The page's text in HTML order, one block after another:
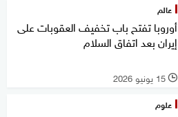
عالم
أوروبا تفتح باب تخفيف العقوبات على
إيران بعد اتفاق السلام
l 15 يونيو 2026
علوم